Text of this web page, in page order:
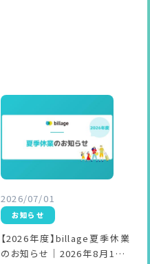
2026/07/01
お知らせ
【2026年度】billage夏季休業
のお知らせ｜2026年8月13日